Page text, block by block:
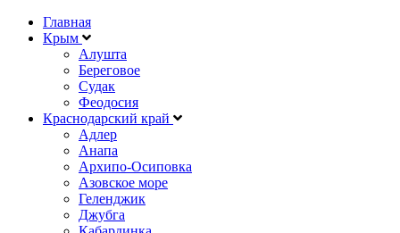
Главная
Крым
Алушта
Береговое
Судак
Феодосия
Краснодарский край
Адлер
Анапа
Архипо-Осиповка
Азовское море
Геленджик
Джубга